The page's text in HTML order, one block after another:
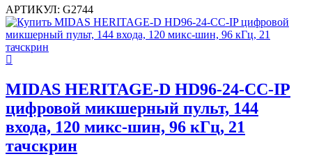
АРТИКУЛ: G2744
MIDAS HERITAGE-D HD96-24-CC-IP
цифровой микшерный пульт, 144
входа, 120 микс-шин, 96 кГц, 21
тачскрин